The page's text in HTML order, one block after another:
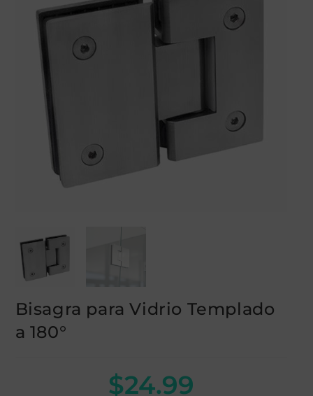
Bisagra para Vidrio Templado
a 180°
$24.99